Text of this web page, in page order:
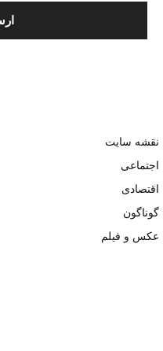
نقشه سایت
اجتماعی
اقتصادی
گوناگون
عکس و فیلم